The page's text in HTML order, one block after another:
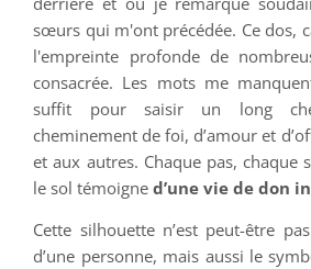
sœurs qui m'ont précédée. Ce dos,
l'empreinte profonde de
consacrée. Les mots me
suffit pour saisir un long
cheminement de foi, d’amour et
et aux autres. Chaque pas, chaque
le sol témoigned’une vie de don
Cette silhouette n’est peut-être
d’une personne, mais aussi le